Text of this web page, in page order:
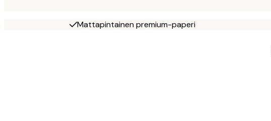
Mattapintainen premium-paperi